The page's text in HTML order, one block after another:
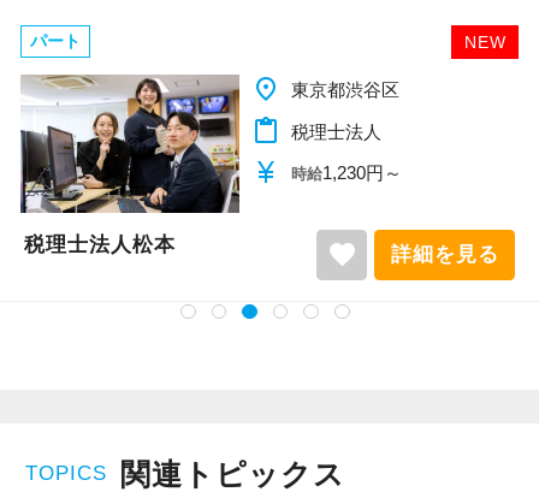
NEW
パート
place 東京都渋谷区
content_paste 税理士法人
currency_yen 時給1,230円～
税理士法人松本 favorite 詳細を見る
TOPICS 関連トピックス